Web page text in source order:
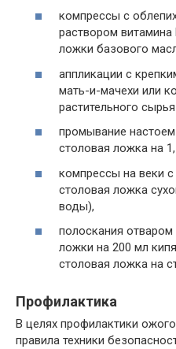
компрессы с
раствором
ложки базового
аппликации с
мать-и-мачехи или
растительного
промывание
столовая ложка на
компрессы на веки с
столовая ложка
воды),
полоскания
ложки на 200 мл
столовая ложка на
Профилактика
В целях профилактики
правила техники